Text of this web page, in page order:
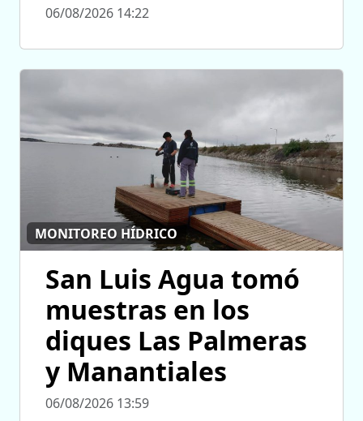
06/08/2026 14:22
MONITOREO HÍDRICO
San Luis Agua tomó
muestras en los
diques Las Palmeras
y Manantiales
06/08/2026 13:59